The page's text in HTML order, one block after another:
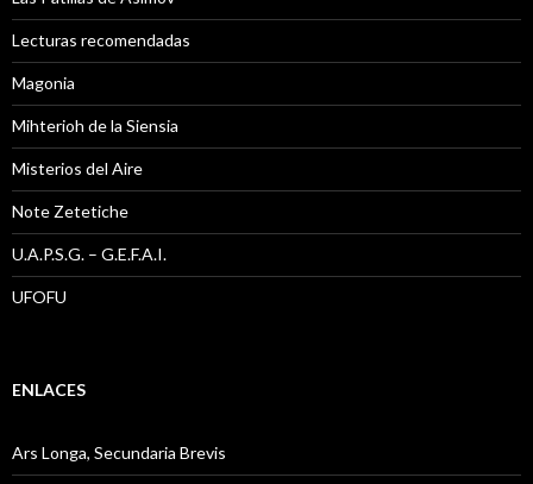
Lecturas recomendadas
Magonia
Mihterioh de la Siensia
Misterios del Aire
Note Zetetiche
U.A.P.S.G. – G.E.F.A.I.
UFOFU
ENLACES
Ars Longa, Secundaria Brevis